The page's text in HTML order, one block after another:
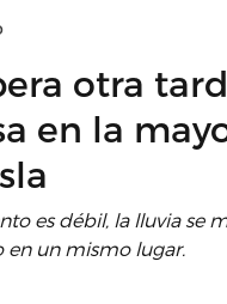
otra
en la
es débil, la lluvia se
en un mismo lugar.